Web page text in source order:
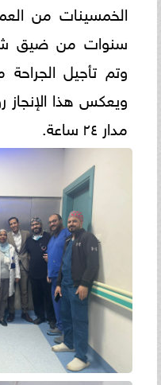
سنوات من ضيق
وتم تأجيل
ويعكس هذا
مدار ٢٤ ساعة.